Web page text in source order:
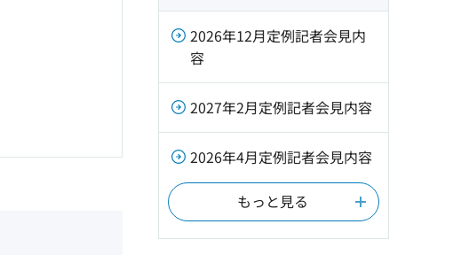
2026年12月定例記者会見内
容
2027年2月定例記者会見内容
2026年4月定例記者会見内容
もっと見る